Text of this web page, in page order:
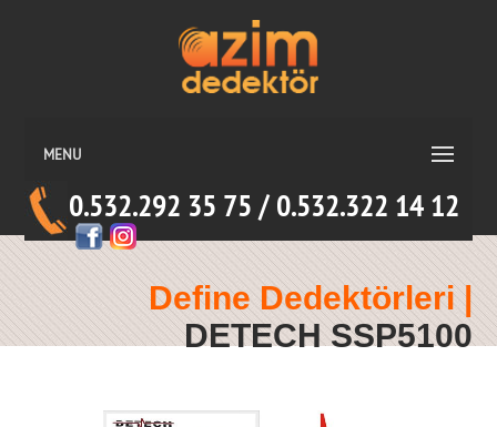
MENU
0.532.292 35 75 / 0.532.322 14 12
Define Dedektörleri |
DETECH SSP5100